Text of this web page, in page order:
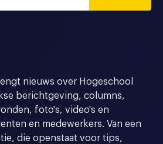
nieuws over Hogeschool
berichtgeving, columns,
foto's, video's en
en medewerkers. Van een
die openstaat voor tips,